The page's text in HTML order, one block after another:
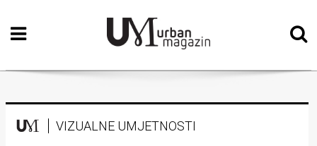
Početna
Vizualne
Teatar VIZUALNE UMJETNOSTI